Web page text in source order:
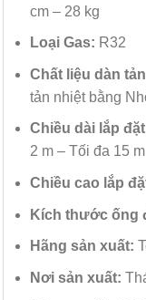
cm – 28 kg
Loại Gas: R32
Chất liệu dàn
tản nhiệt bằng
Chiều dài lắp
2 m – Tối đa 15 m
Chiều cao lắp
Kích thước ống
Hãng sản xuất:
Nơi sản xuất: